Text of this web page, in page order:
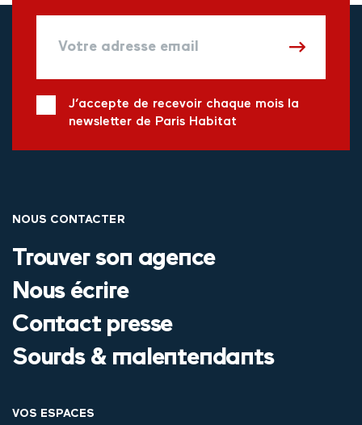
J’accepte de recevoir chaque mois la
newsletter de Paris Habitat
NOUS CONTACTER
Trouver son agence
Nous écrire
Contact presse
Sourds & malentendants
VOS ESPACES